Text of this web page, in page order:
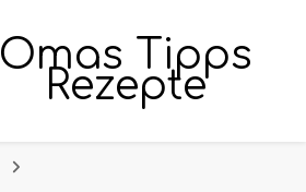
Omas Tipps
Rezepte